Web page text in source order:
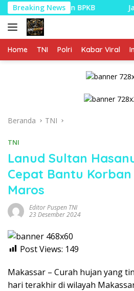
Langsung
ke
konten
Breaking News
dan BPKB Jaga
Home TNI Polri Kabar Viral
Beranda TNI
TNI
Lanud Sultan
Cepat Bantu
Maros
Editor Puspen TNI
23 Desember 2024
Post Views: 149
Makassar – Curah hujan yang
hari terakhir di wilayah